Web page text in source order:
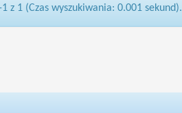
z 1 (Czas wyszukiwania: 0.001 sekund).